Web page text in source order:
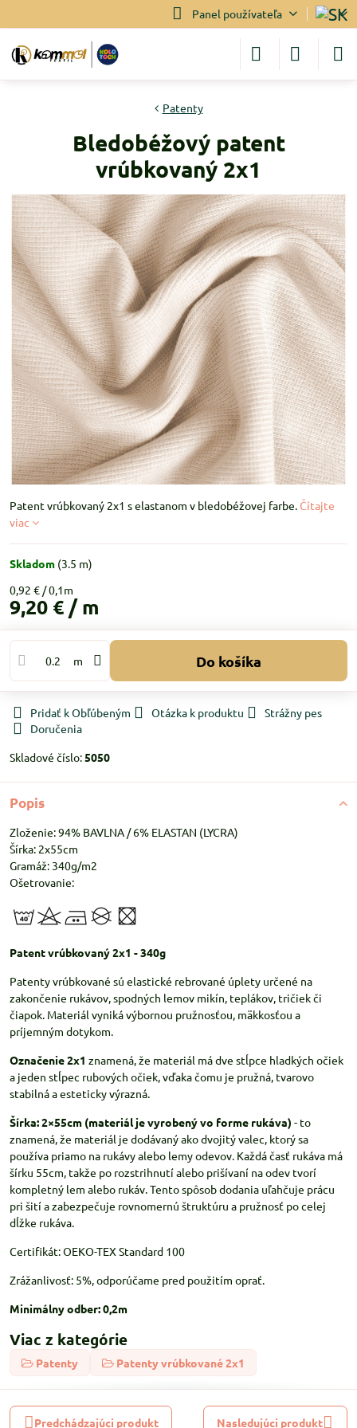
Panel používateľa
Patenty
Bledobéžový patent
vrúbkovaný 2x1
Patent vrúbkovaný 2x1 s elastanom v bledobéžovej farbe. Čítajte
viac
Skladom (3.5 m)
0,92 €
9,20 € / m
m Do košíka
Pridať k Obľúbeným Otázka k produktu
Strážny pes
Doručenia
Skladové číslo:5050
Popis
Zloženie: 94% BAVLNA / 6% ELASTAN (LYCRA)
Šírka: 2x55cm
Gramáž: 340g/m2
Ošetrovanie:
Patent vrúbkovaný 2x1 - 340g
Patenty vrúbkované sú elastické rebrované úplety určené na
zakončenie rukávov, spodných lemov mikín, teplákov, tričiek či
čiapok. Materiál vyniká výbornou pružnosťou, mäkkosťou a
príjemným dotykom.
Označenie 2x1 znamená, že materiál má dve stĺpce hladkých očiek
a jeden stĺpec rubových očiek, vďaka čomu je pružná, tvarovo
stabilná a esteticky výrazná.
Šírka: 2×55cm (materiál je vyrobený vo forme rukáva) - to
znamená, že materiál je dodávaný ako dvojitý valec, ktorý sa
používa priamo na rukávy alebo lemy odevov. Každá časť rukáva má
šírku 55cm, takže po rozstrihnutí alebo prišívaní na odev tvorí
kompletný lem alebo rukáv. Tento spôsob dodania uľahčuje prácu
pri šití a zabezpečuje rovnomernú štruktúru a pružnosť po celej
dĺžke rukáva.
Certifikát: OEKO-TEX Standard 100
Zrážanlivosť: 5%, odporúčame pred použitím oprať.
Minimálny odber: 0,2m
Viac z kategórie
Patenty Patenty vrúbkované 2x1
Predchádzajúci produkt Nasledujúci produkt